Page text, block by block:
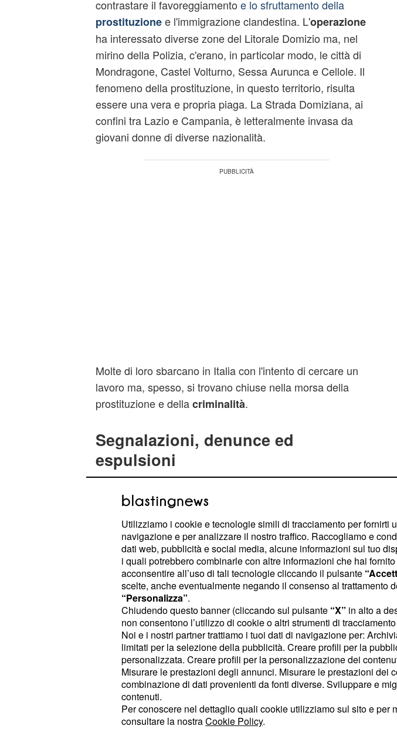
contrastare il favoreggiamento e lo sfruttamento della
prostituzionee l'immigrazione clandestina. L'operazione
ha interessato diverse zone del Litorale Domizio ma, nel
mirino della Polizia, c'erano, in particolar modo, le città di
Mondragone, Castel Volturno, Sessa Aurunca e Cellole. Il
fenomeno della prostituzione, in questo territorio, risulta
essere una vera e propria piaga. La Strada Domiziana, ai
confini tra Lazio e Campania, è letteralmente invasa da
giovani donne di diverse nazionalità.
Molte di loro sbarcano in Italia con l'intento di cercare un
lavoro ma, spesso, si trovano chiuse nella morsa della
prostituzione e dellacriminalità.
Segnalazioni, denunce ed
espulsioni
Il blitz, coordinato dalQuestoredi Caserta, ha
vistol'impiego degli agenti della Polizia di Stato, degli uomini
corso della lunga operazione sono state identificate molte
persone. Si tratta di donne di nazionalità nigeriana, rumena
ed albanese. Sono tutte giovanissime e, nessuna di esse,
supera i 28 anni. Oltre alle segnalazioni ed alledenunce,
sono stati elargiti anche quattro provvedimenti di
espulsionedal territorio. Due ragazze nigeriane e due
albanesi, infatti, sono state accompagnate al C.I.E.
Utilizziamo i cookie e tecnologie simili di tracciamento per fornirti
navigazione e per analizzare il nostro traffico. Raccogliamo e
dati web, pubblicità e social media, alcune informazioni sul tuo
i quali potrebbero combinarle con altre informazioni che hai
acconsentire all’uso di tali tecnologie cliccando il pulsante
scelte, anche eventualmente negando il consenso al
“Personalizza”.
Chiudendo questo banner (cliccando sul pulsante “X” in alto a
non consentono l’utilizzo di cookie o altri strumenti di
Noi e i nostri partner trattiamo i tuoi dati di navigazione per:
limitati per la selezione della pubblicità. Creare profili per la
personalizzata. Creare profili per la personalizzazione dei
Misurare le prestazioni degli annunci. Misurare le prestazioni dei
combinazione di dati provenienti da fonti diverse. Sviluppare e
contenuti.
Per conoscere nel dettaglio quali cookie utilizziamo sul sito e
consultare la nostraCookie Policy.